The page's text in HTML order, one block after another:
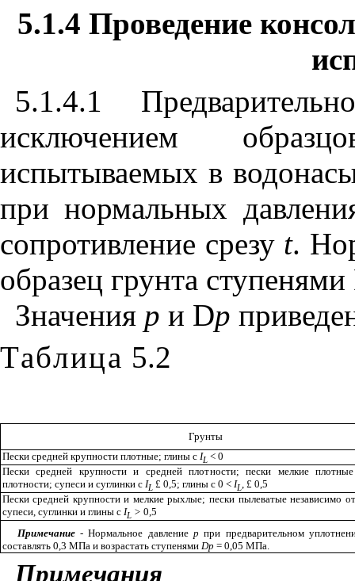
5.1.4 Проведение
5.1.4.1
исключением
испытываемых в
при нормальных
сопротивление срезу t.
образец грунта ступенями
Значения р и Dр
Таблица 5.2
Грунты
Пески средней крупности плотные; глины с IL < 0
Пески средней крупности и средней плотности; пески мелкие
плотности; супеси и суглинки с IL £ 0,5; глины с 0 < IL, £ 0,5
Пески средней крупности и мелкие рыхлые; пески пылеватые независимо
супеси, суглинки и глины с IL > 0,5
Примечание- Нормальное давление р при предварительном
составлять 0,3 МПа и возрастать ступенями Dр = 0,05 МПа.
Примечания